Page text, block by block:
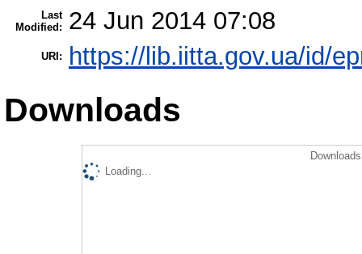
Last
Modified:
24 Jun 2014 07:08
URI: https://lib.iitta.gov.ua/id/
Downloads
Loading...